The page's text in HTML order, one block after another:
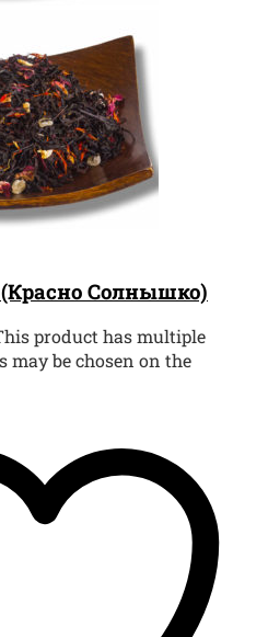
Солнышко)
product has multiple
may be chosen on the